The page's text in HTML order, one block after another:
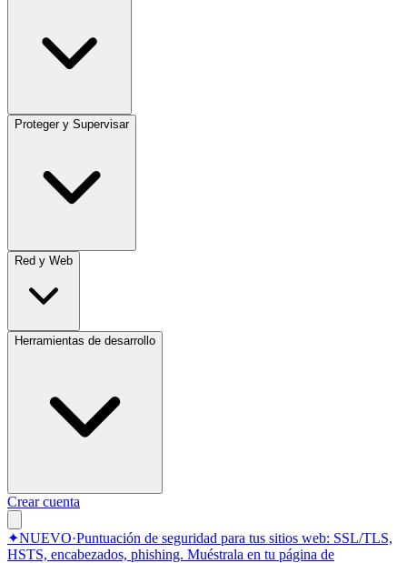
Proteger y Supervisar
Red y Web
Herramientas de desarrollo
Crear cuenta
✦NUEVO·Puntuación de seguridad para tus sitios web: SSL/TLS,
HSTS, encabezados, phishing. Muéstrala en tu página de